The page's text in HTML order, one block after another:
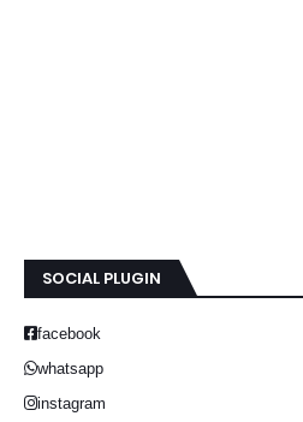
SOCIAL PLUGIN
facebook
whatsapp
instagram